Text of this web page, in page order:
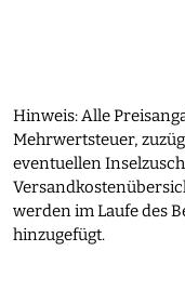
Hinweis: Alle
Mehrwertsteuer,
eventuellen
werden im Laufe des
hinzugefügt.